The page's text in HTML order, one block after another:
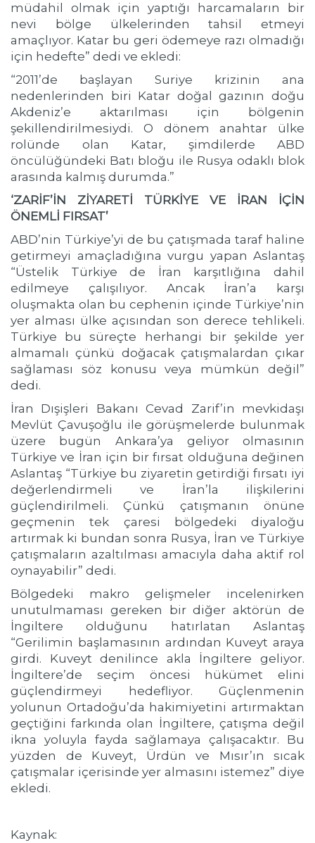
müdahil olmak için yaptığı harcamaların bir
nevi bölge ülkelerinden tahsil etmeyi
amaçlıyor. Katar bu geri ödemeye razı olmadığı
için hedefte” dedi ve ekledi:
“2011’de başlayan Suriye krizinin ana
nedenlerinden biri Katar doğal gazının doğu
Akdeniz’e aktarılması için bölgenin
şekillendirilmesiydi. O dönem anahtar ülke
rolünde olan Katar, şimdilerde ABD
öncülüğündeki Batı bloğu ile Rusya odaklı blok
arasında kalmış durumda.”
‘ZARİF’İN ZİYARETİ TÜRKİYE VE İRAN İÇİN
ÖNEMLİ FIRSAT’
ABD’nin Türkiye’yi de bu çatışmada taraf haline
getirmeyi amaçladığına vurgu yapan Aslantaş
“Üstelik Türkiye de İran karşıtlığına dahil
edilmeye çalışılıyor. Ancak İran’a karşı
oluşmakta olan bu cephenin içinde Türkiye’nin
yer alması ülke açısından son derece tehlikeli.
Türkiye bu süreçte herhangi bir şekilde yer
almamalı çünkü doğacak çatışmalardan çıkar
sağlaması söz konusu veya mümkün değil”
dedi.
İran Dışişleri Bakanı Cevad Zarif’in mevkidaşı
Mevlüt Çavuşoğlu ile görüşmelerde bulunmak
üzere bugün Ankara’ya geliyor olmasının
Türkiye ve İran için bir fırsat olduğuna değinen
Aslantaş “Türkiye bu ziyaretin getirdiği fırsatı iyi
değerlendirmeli ve İran’la ilişkilerini
güçlendirilmeli. Çünkü çatışmanın önüne
geçmenin tek çaresi bölgedeki diyaloğu
artırmak ki bundan sonra Rusya, İran ve Türkiye
çatışmaların azaltılması amacıyla daha aktif rol
oynayabilir” dedi.
Bölgedeki makro gelişmeler incelenirken
unutulmaması gereken bir diğer aktörün de
İngiltere olduğunu hatırlatan Aslantaş
“Gerilimin başlamasının ardından Kuveyt araya
girdi. Kuveyt denilince akla İngiltere geliyor.
İngiltere’de seçim öncesi hükümet elini
güçlendirmeyi hedefliyor. Güçlenmenin
yolunun Ortadoğu’da hakimiyetini artırmaktan
geçtiğini farkında olan İngiltere, çatışma değil
ikna yoluyla fayda sağlamaya çalışacaktır. Bu
yüzden de Kuveyt, Ürdün ve Mısır’ın sıcak
çatışmalar içerisinde yer almasını istemez” diye
ekledi.
Kaynak: